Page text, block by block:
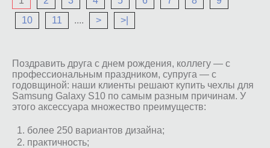
10
11 .... > >|
Поздравить друга с днем рождения, коллегу — с
профессиональным праздником, супруга — с
годовщиной: наши клиенты решают купить чехлы для
Samsung Galaxy S10 по самым разным причинам. У
этого аксессуара множество преимуществ:
более 250 вариантов дизайна;
практичность;